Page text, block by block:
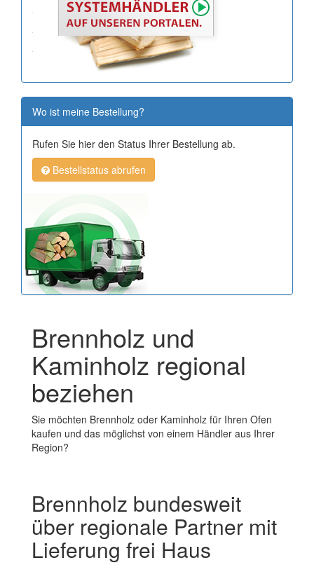
Wo ist meine Bestellung?
Rufen Sie hier den Status Ihrer Bestellung ab.
Bestellstatus abrufen
Brennholz und
Kaminholz regional
beziehen
Sie möchten Brennholz oder Kaminholz für Ihren Ofen
kaufen und das möglichst von einem Händler aus Ihrer
Region?
Brennholz bundesweit
über regionale Partner mit
Lieferung frei Haus